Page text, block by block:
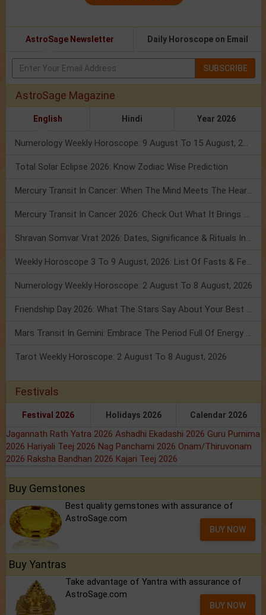
AstroSage Newsletter Daily Horoscope on Email
SUBSCRIBE
AstroSage Magazine
English Hindi Year 2026
Numerology Weekly Horoscope: 9 August To 15 August, 2026
Total Solar Eclipse 2026: Know Zodiac Wise Prediction
Mercury Transit In Cancer: When The Mind Meets The Heart!
Mercury Transit In Cancer 2026: Check Out What It Brings For You
Shravan Somvar Vrat 2026: Dates, Significance & Rituals In August
Weekly Horoscope 3 To 9 August, 2026: List Of Fasts & Festivals
Numerology Weekly Horoscope: 2 August To 8 August, 2026
Friendship Day 2026: What The Stars Say About Your Best Friend!
Mars Transit In Gemini: Embrace The Period Full Of Energy & Intelligence
Tarot Weekly Horoscope: 2 August To 8 August, 2026
Festivals
Festival 2026 Holidays 2026 Calendar 2026
Jagannath Rath Yatra 2026 Ashadhi Ekadashi 2026 Guru Purnima
2026 Hariyali Teej 2026 Nag Panchami 2026 Onam/Thiruvonam
2026 Raksha Bandhan 2026 Kajari Teej 2026
Buy Gemstones
Best quality gemstones with assurance of
AstroSage.com
BUY NOW
Buy Yantras
Take advantage of Yantra with assurance of
AstroSage.com
BUY NOW